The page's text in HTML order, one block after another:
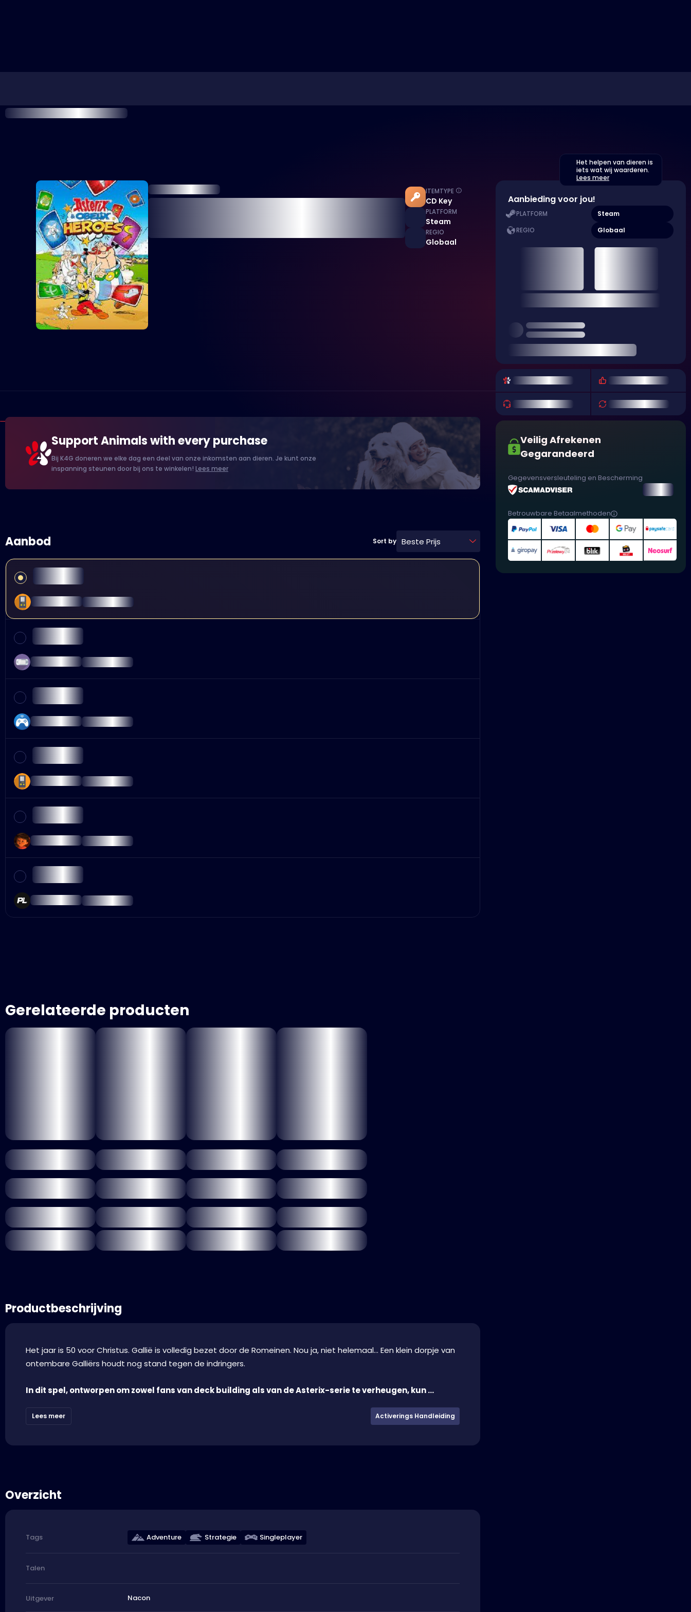
ITEMTYPE
CD Key
PLATFORM
Steam
REGIO
Globaal
Support Animals with every purchase
Bij K4G doneren we elke dag een deel van onze inkomsten aan dieren. Je kunt onze
inspanning steunen door bij ons te winkelen! Lees meer
Aanbod Sort by Beste Prijs
Gerelateerde producten
Productbeschrijving
Het jaar is 50 voor Christus. Gallië is volledig bezet door de Romeinen. Nou ja, niet helemaal... Een klein dorpje van
ontembare Galliërs houdt nog stand tegen de indringers.
In dit spel, ontworpen om zowel fans van deck building als van de Asterix-serie te verheugen, kun ...
Lees meer Activerings Handleiding
Overzicht
Tags Adventure Strategie Singleplayer
Talen
Uitgever Nacon
Het helpen van dieren is
iets wat wij waarderen.
Lees meer
Aanbieding voor jou!
PLATFORM Steam
REGIO Globaal
Veilig Afrekenen
Gegarandeerd
Gegevensversleuteling en Bescherming
Betrouwbare Betaalmethoden